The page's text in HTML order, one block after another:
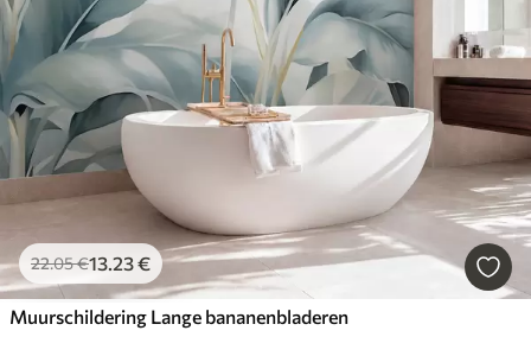
22.05€13 .23€
Muurschildering Lange bananenbladeren